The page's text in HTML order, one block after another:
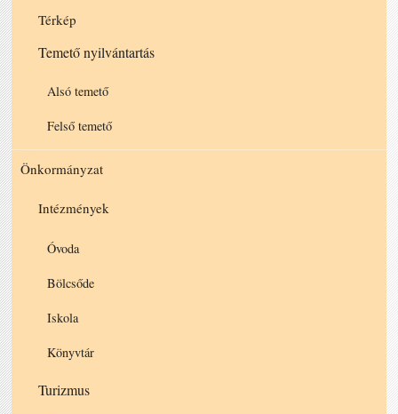
Térkép
Temető nyilvántartás
Alsó temető
Felső temető
Önkormányzat
Intézmények
Óvoda
Bölcsőde
Iskola
Könyvtár
Turizmus